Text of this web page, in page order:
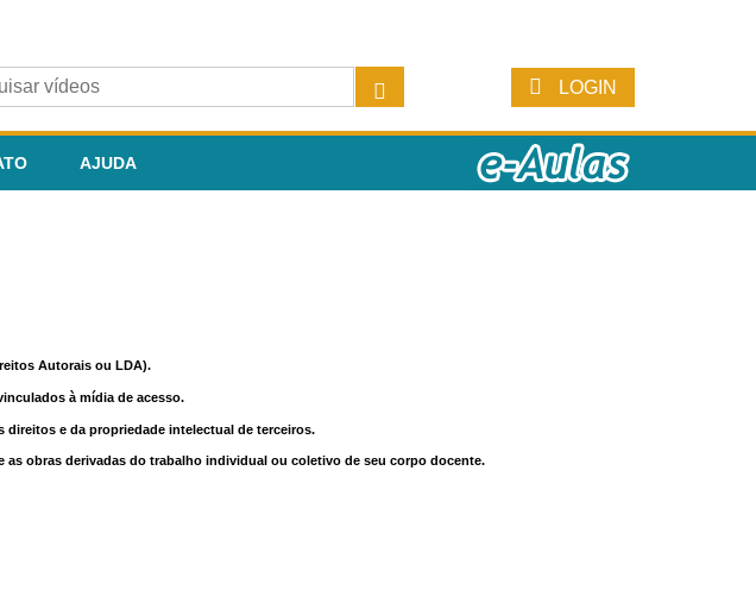
LOGIN
AJUDA
Autorais ou LDA).
à mídia de acesso.
direitos e da propriedade intelectual de terceiros.
obras derivadas do trabalho individual ou coletivo de seu corpo docente.